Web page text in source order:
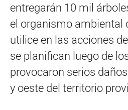
entregarán 10 mil
el organismo ambiental
utilice en las acciones
se planifican luego de
provocaron serios
y oeste del territorio